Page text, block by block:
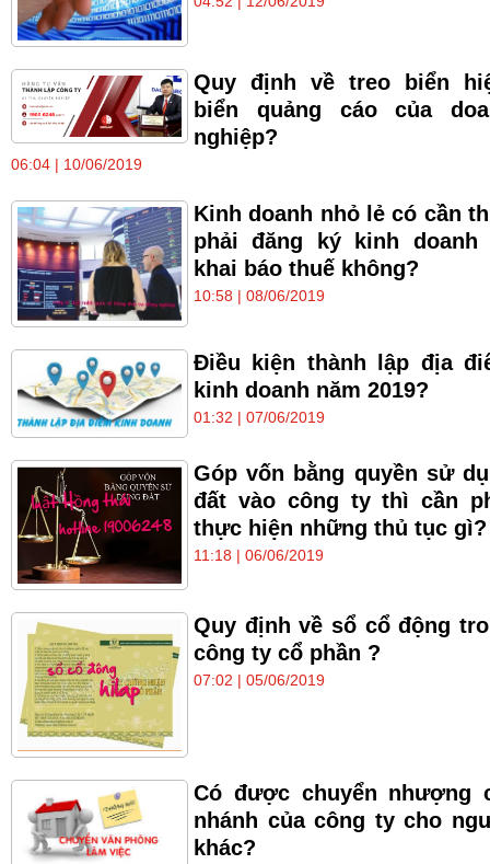
Quy định về treo biển
biển quảng cáo của
nghiệp?
06:04 | 10/06/2019
Kinh doanh nhỏ lẻ có cần
phải đăng ký kinh doanh
khai báo thuế không?
10:58 | 08/06/2019
Điều kiện thành lập địa
kinh doanh năm 2019?
01:32 | 07/06/2019
Góp vốn bằng quyền sử
đất vào công ty thì cần
thực hiện những thủ tục gì?
11:18 | 06/06/2019
Quy định về sổ cổ động
công ty cổ phần ?
07:02 | 05/06/2019
Có được chuyển nhượng
nhánh của công ty cho
khác?